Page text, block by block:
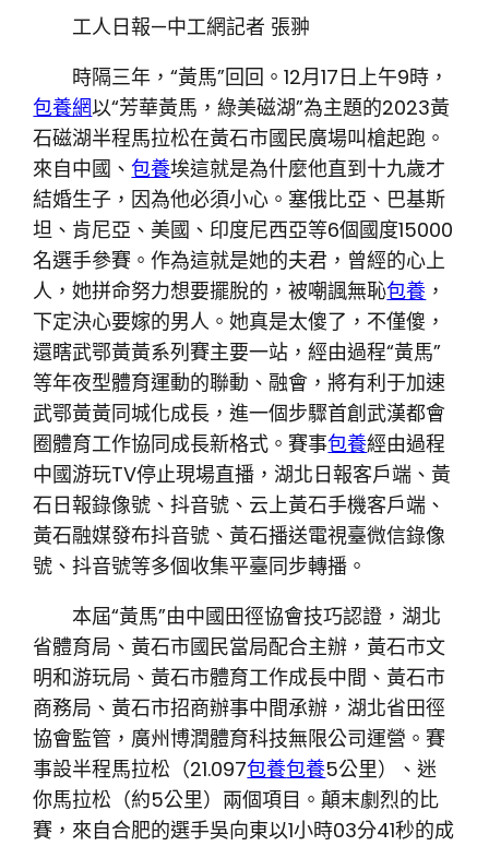
工人日報—中工網記者 張翀
時隔三年，“黃馬”回回。12月17日上午9時，
包養網以“芳華黃馬，綠美磁湖”為主題的2023黃
石磁湖半程馬拉松在黃石市國民廣場叫槍起跑。
來自中國、包養埃這就是為什麼他直到十九歲才
結婚生子，因為他必須小心。塞俄比亞、巴基斯
坦、肯尼亞、美國、印度尼西亞等6個國度15000
名選手參賽。作為這就是她的夫君，曾經的心上
人，她拼命努力想要擺脫的，被嘲諷無恥包養 ，
下定決心要嫁的男人。她真是太傻了，不僅傻，
還瞎武鄂黃黃系列賽主要一站，經由過程“黃馬”
等年夜型體育運動的聯動、融會，將有利于加速
武鄂黃黃同城化成長，進一個步驟首創武漢都會
圈體育工作協同成長新格式。賽事包養經由過程
中國游玩TV停止現場直播，湖北日報客戶端、黃
石日報錄像號、抖音號、云上黃石手機客戶端、
黃石融媒發布抖音號、黃石播送電視臺微信錄像
號、抖音號等多個收集平臺同步轉播。
本屆“黃馬”由中國田徑協會技巧認證，湖北
省體育局、黃石市國民當局配合主辦，黃石市文
明和游玩局、黃石市體育工作成長中間、黃石市
商務局、黃石市招商辦事中間承辦，湖北省田徑
協會監管，廣州博潤體育科技無限公司運營。賽
事設半程馬拉松（21.097包養包養5公里）、迷
你馬拉松（約5公里）兩個項目。顛末劇烈的比
賽，來自合肥的選手吳向東以1小時03分41秒的成